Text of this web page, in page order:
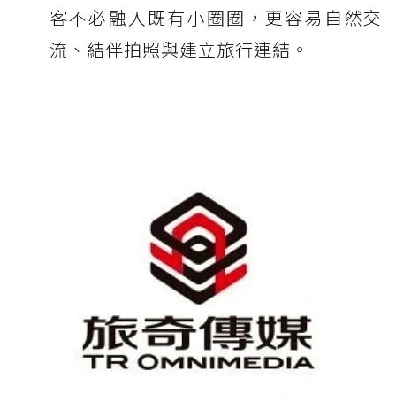
客不必融入既有小圈圈，更容易自然交
流、結伴拍照與建立旅行連結。